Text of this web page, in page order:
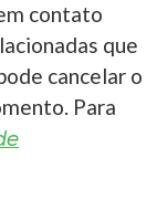
contato
que
cancelar o
Para